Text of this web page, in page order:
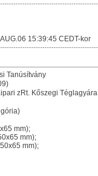
15:39:45 CEDT-kor
Tanúsítvány
zRt. Kőszegi Téglagyára
mm);
mm);
mm);